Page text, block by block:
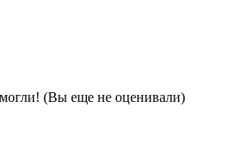
(Вы еще не оценивали)